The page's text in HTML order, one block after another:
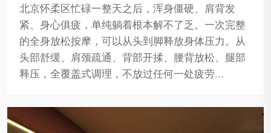
北京怀柔区忙碌一整天之后，浑身僵硬、肩背发
紧、身心俱疲，单纯躺着根本解不了乏。一次完整
的全身放松按摩，可以从头到脚释放身体压力。从
头部舒缓、肩颈疏通、背部开揉、腰背放松、腿部
释压，全覆盖式调理，不放过任何一处疲劳…